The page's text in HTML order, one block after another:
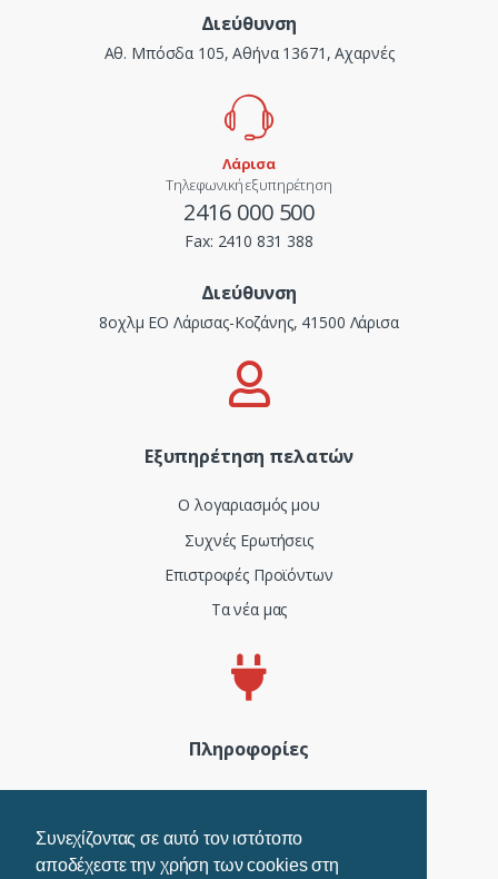
Συνεχίζοντας σε αυτό τον ιστότοπο
αποδέχεστε την χρήση των cookies στη
Διεύθυνση
Αθ. Μπόσδα 105, Αθήνα 13671, Αχαρνές
Λάρισα
Τηλεφωνική εξυπηρέτηση
2416 000 500
Fax: 2410 831 388
Διεύθυνση
8οχλμ ΕΟ Λάρισας-Κοζάνης, 41500 Λάρισα
Εξυπηρέτηση πελατών
Ο λογαριασμός μου
Συχνές Ερωτήσεις
Επιστροφές Προϊόντων
Τα νέα μας
Πληροφορίες
Όροι Χρήσης
Τρόποι Πληρωμής